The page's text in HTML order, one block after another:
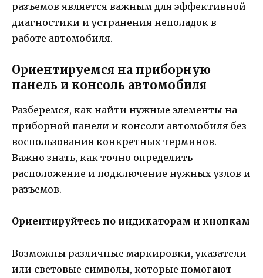
разъемов является важным для эффективной
диагностики и устранения неполадок в
работе автомобиля.
Ориентируемся на приборную
панель и консоль автомобиля
Разберемся, как найти нужные элементы на
приборной панели и консоли автомобиля без
воспользования конкретных терминов.
Важно знать, как точно определить
расположение и подключение нужных узлов и
разъемов.
Ориентируйтесь по индикаторам и кнопкам
Возможны различные маркировки, указатели
или световые символы, которые помогают